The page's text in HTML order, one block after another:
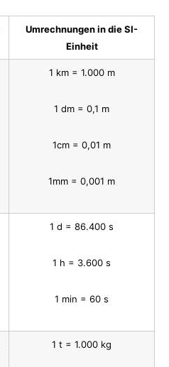
Umrechnungen in die SI-
Einheit
1 km = 1.000 m
1 dm = 0,1 m
1cm = 0,01 m
1mm = 0,001 m
1 d = 86.400 s
1 h = 3.600 s
1 min = 60 s
1 t = 1.000 kg